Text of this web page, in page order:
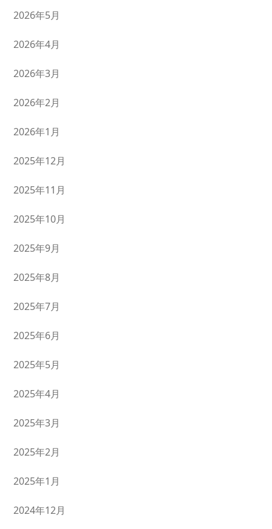
2026年5月
2026年4月
2026年3月
2026年2月
2026年1月
2025年12月
2025年11月
2025年10月
2025年9月
2025年8月
2025年7月
2025年6月
2025年5月
2025年4月
2025年3月
2025年2月
2025年1月
2024年12月